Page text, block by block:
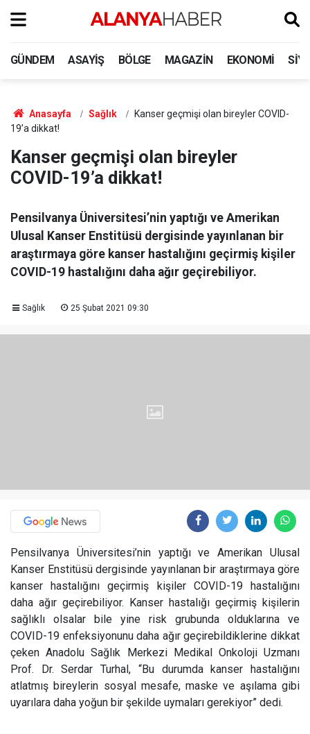
GÜNDEM ASAYIŞ BÖLGE MAGAZIN EKONOMI
Anasayfa Sağlık
Kanser geçmişi olan bireyler COVID-
19’a dikkat!
Kanser geçmişi olan bireyler
COVID-19’a dikkat!
Pensilvanya Üniversitesi’nin yaptığı ve Amerikan
Ulusal Kanser Enstitüsü dergisinde yayınlanan bir
araştırmaya göre kanser hastalığını geçirmiş kişiler
COVID-19 hastalığını daha ağır geçirebiliyor.
Sağlık 25 Şubat 2021 09:30
Pensilvanya Üniversitesi’nin yaptığı ve Amerikan Ulusal
Kanser Enstitüsü dergisinde yayınlanan bir araştırmaya göre
kanser hastalığını geçirmiş kişiler COVID-19 hastalığını
daha ağır geçirebiliyor. Kanser hastalığı geçirmiş kişilerin
sağlıklı olsalar bile yine risk grubunda olduklarına ve
COVID-19 enfeksiyonunu daha ağır geçirebildiklerine dikkat
çeken Anadolu Sağlık Merkezi Medikal Onkoloji Uzmanı
Prof. Dr. Serdar Turhal, “Bu durumda kanser hastalığını
atlatmış bireylerin sosyal mesafe, maske ve aşılama gibi
uyarılara daha yoğun bir şekilde uymaları gerekiyor” dedi.